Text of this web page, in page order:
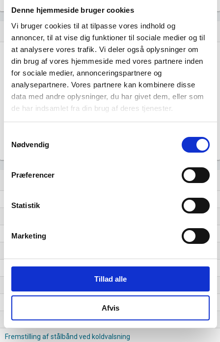
Denne hjemmeside bruger cookies
Vi bruger cookies til at tilpasse vores indhold og
annoncer, til at vise dig funktioner til sociale medier og til
at analysere vores trafik. Vi deler også oplysninger om
din brug af vores hjemmeside med vores partnere inden
for sociale medier, annonceringspartnere og
analysepartnere. Vores partnere kan kombinere disse
data med andre oplysninger, du har givet dem, eller som
de har indsamlet fra din brug af deres tjenester.
Nødvendig
Præferencer
Statistik
Marketing
Tillad alle
Afvis
Nye og ophørte virksomheder pr. år
… … …
2
4
question_answer Lignende brancher
Fremstilling af rør og hule profiler og tilhørende fittings af stål
Støbning af jernprodukter
Koldbehandling
Fremstilling af stålbånd ved koldvalsning